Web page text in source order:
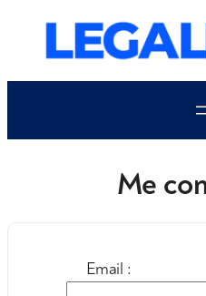
contenu
Me
Email :